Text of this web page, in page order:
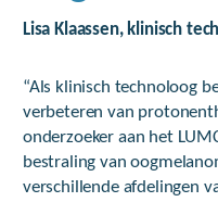
Lisa Klaassen, klinisch
“Als klinisch technoloog
verbeteren van
onderzoeker aan het
bestraling van
verschillende afdelingen